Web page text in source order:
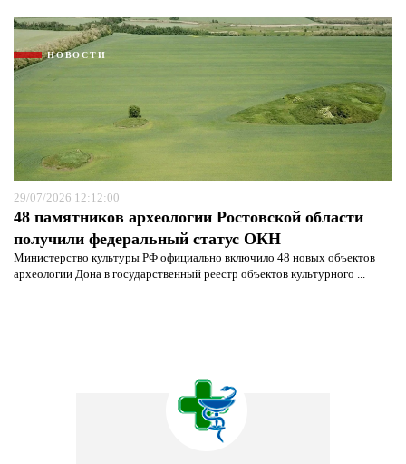
НОВОСТИ
29/07/2026 12:12:00
48 памятников археологии Ростовской области
получили федеральный статус ОКН
Министерство культуры РФ официально включило 48 новых объектов
археологии Дона в государственный реестр объектов культурного ...